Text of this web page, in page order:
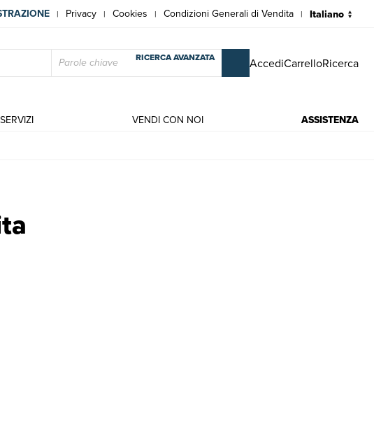
| Privacy | Cookies | Condizioni Generali di Vendita |
RICERCA AVANZATA AccediCarrelloRicerca
SERVIZI VENDI CON NOI ASSISTENZA
Carlo, Casalegno Carlo